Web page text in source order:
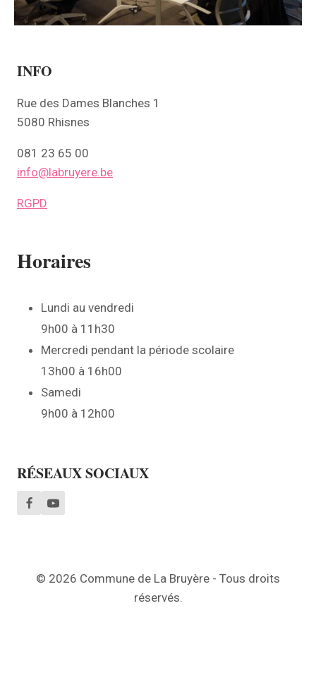
INFO
Rue des Dames Blanches 1
5080 Rhisnes
081 23 65 00
info@labruyere.be
RGPD
Horaires
Lundi au vendredi
9h00 à 11h30
Mercredi pendant la période scolaire
13h00 à 16h00
Samedi
9h00 à 12h00
RÉSEAUX SOCIAUX
© 2026 Commune de La Bruyère - Tous droits
réservés.